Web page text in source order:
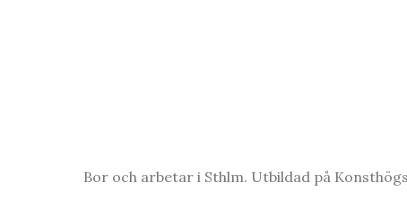
Bor och arbetar i Sthlm. Utbildad på